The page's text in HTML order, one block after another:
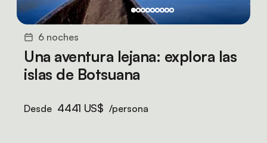
6 noches
Una aventura lejana: explora las
islas de Botsuana
Desde 4441 US$ /persona